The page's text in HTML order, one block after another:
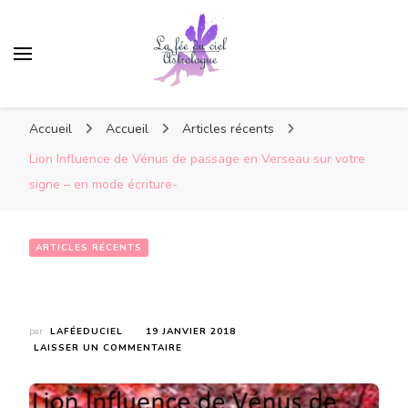
Accueil Accueil
Articles récents
Lion Influence de Vénus de passage en Verseau sur votre
signe – en mode écriture-
ARTICLES RÉCENTS
par LAFÉEDUCIEL
19 JANVIER 2018
LAISSER UN COMMENTAIRE
DE